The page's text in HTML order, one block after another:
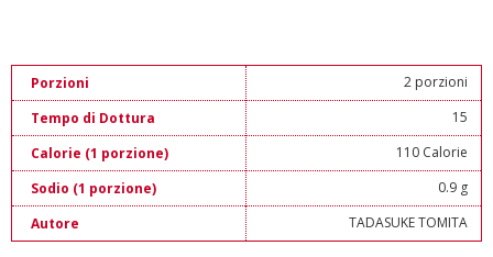
Porzioni
2 porzioni
Tempo di Dottura
15
Calorie (1 porzione)
110 Calorie
Sodio (1 porzione)
0.9 g
Autore
TADASUKE TOMITA